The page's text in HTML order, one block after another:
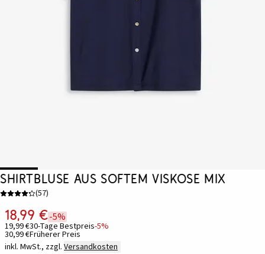
Shirtbluse aus softem Viskose Mix
(57)
18,99 €-5%
19,99 €30-Tage Bestpreis-5%
30,99 €Früherer Preis
inkl. MwSt., zzgl. Versandkosten